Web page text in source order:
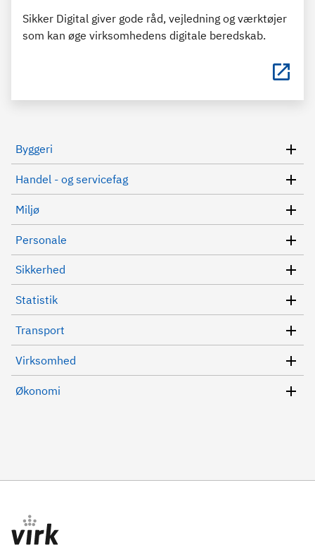
Sikker Digital giver gode råd, vejledning og værktøjer
som kan øge virksomhedens digitale beredskab.
Byggeri
Handel - og servicefag
Miljø
Personale
Sikkerhed
Statistik
Transport
Virksomhed
Økonomi